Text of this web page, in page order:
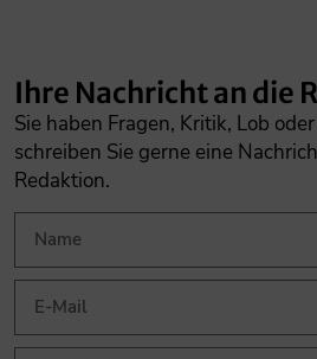
Ihre Nachricht an die
Sie haben Fragen, Kritik, Lob
schreiben Sie gerne eine
Redaktion.